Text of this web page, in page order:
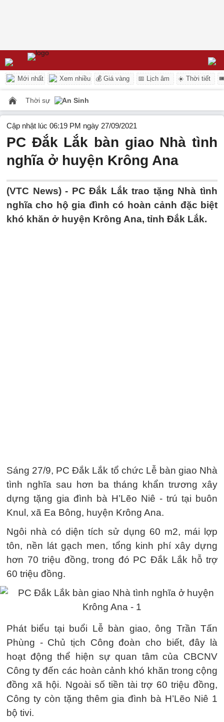
Mới nhất Xem nhiều 💰 Giá vàng 📅 Lịch âm ☀️ Thời tiết
Thời sự An Sinh
Cập nhật lúc 06:19 PM ngày 27/09/2021
PC Đắk Lắk bàn giao Nhà tình
nghĩa ở huyện Krông Ana
(VTC News) - PC Đắk Lắk trao tặng Nhà tình
nghĩa cho hộ gia đình có hoàn cảnh đặc biệt
khó khăn ở huyện Krông Ana, tỉnh Đắk Lắk.
Sáng 27/9, PC Đắk Lắk tổ chức Lễ bàn giao Nhà
tình nghĩa sau hơn ba tháng khẩn trương xây
dựng tặng gia đình bà H’Lẽo Niê - trú tại buôn
Knul, xã Ea Bông, huyện Krông Ana.
Ngôi nhà có diện tích sử dụng 60 m2, mái lợp
tôn, nền lát gạch men, tổng kinh phí xây dựng
hơn 70 triệu đồng, trong đó PC Đắk Lắk hỗ trợ
60 triệu đồng.
Phát biểu tại buổi Lễ bàn giao, ông Trần Tấn
Phùng - Chủ tịch Công đoàn cho biết, đây là
hoạt động thể hiện sự quan tâm của CBCNV
Công ty đến các hoàn cảnh khó khăn trong cộng
đồng xã hội. Ngoài số tiền tài trợ 60 triệu đồng,
Công ty còn tặng thêm gia đình bà H’Lẽo Niê 1
bộ tivi.